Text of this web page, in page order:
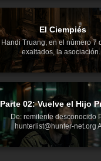
El Ciempiés
Handi Truang, en el número 7
exaltados, la
Parte 02: Vuelve el Hijo
De: remitente desconocido
hunterlist@hunter-net.org